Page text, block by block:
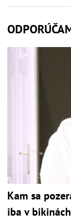
Kam sa
iba v